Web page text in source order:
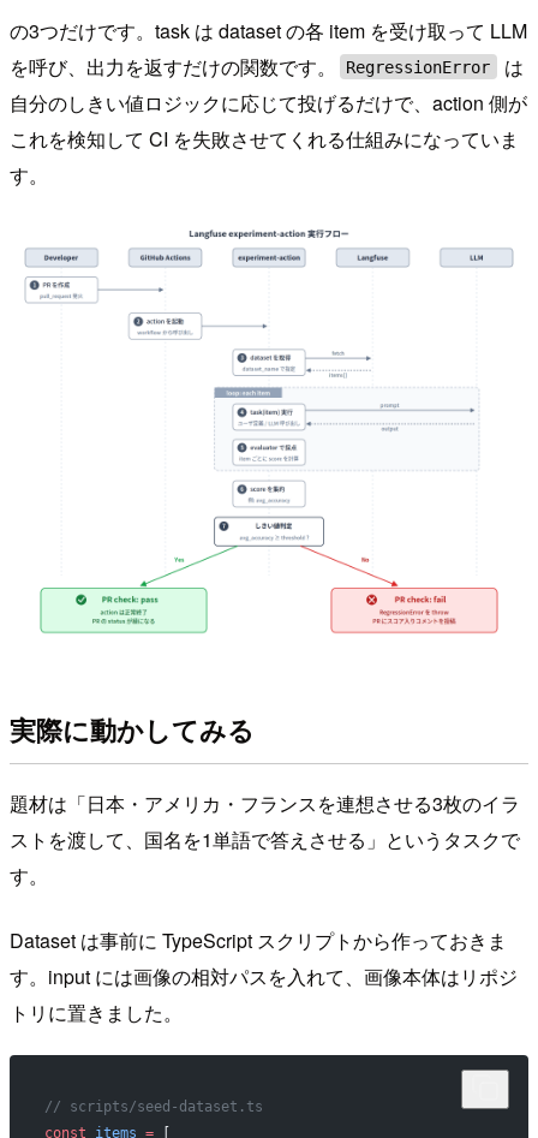
の3つだけです。task は dataset の各 item を受け取って LLM
を呼び、出力を返すだけの関数です。
RegressionError
は
自分のしきい値ロジックに応じて投げるだけで、action 側が
これを検知して CI を失敗させてくれる仕組みになっていま
す。
実際に動かしてみる
題材は「日本・アメリカ・フランスを連想させる3枚のイラ
ストを渡して、国名を1単語で答えさせる」というタスクで
す。
Dataset は事前に TypeScript スクリプトから作っておきま
す。input には画像の相対パスを入れて、画像本体はリポジ
トリに置きました。
// scripts/seed-dataset.ts
const items = [